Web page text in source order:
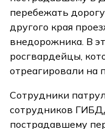
перебежать
другого края
внедорожника. В
росгвардейцы,
отреагировали на
Сотрудники
сотрудников
пострадавшему